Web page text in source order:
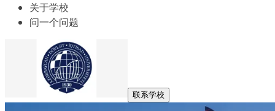
关于学校
问一个问题
联系学校